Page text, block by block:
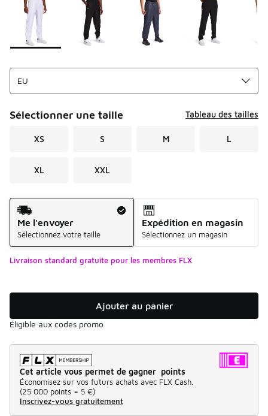
Sélectionner une taille Tableau des tailles
XS S M L
XL XXL
Mode d'expédition
Me l'envoyer
Sélectionnez votre taille
Expédition en magasin
Sélectionnez un magasin
Livraison standard gratuite pour les membres FLX
Ajouter au panier
Éligible aux codes promo
Cet article vous permet de gagner points
Économisez sur vos futurs achats avec FLX Cash.
(25 000 points = 5 €)
Inscrivez-vous gratuitement